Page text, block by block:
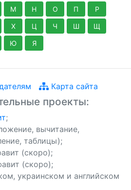
М Н О П Р
Х Ц Ч Ш Щ
Ю Я
Карта сайта
проекты:
;
вычитание,
таблицы);
(скоро);
(скоро);
украинском и английском